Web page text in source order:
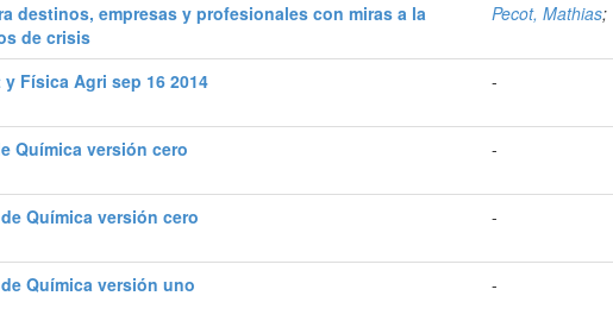
destinos, empresas y profesionales con miras a la
de crisis
Pecot, Mathias;
Física Agri sep 16 2014 -
Química versión cero -
Química versión cero -
Química versión uno -